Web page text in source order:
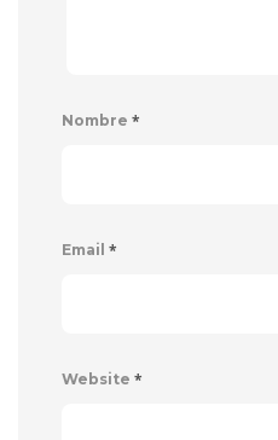
Nombre *
Email *
Website *